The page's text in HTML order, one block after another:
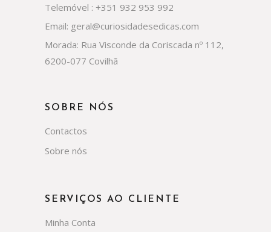
Telemóvel : +351 932 953 992
Email: geral@curiosidadesedicas.com
Morada: Rua Visconde da Coriscada nº 112,
6200-077 Covilhã
SOBRE NÓS
Contactos
Sobre nós
SERVIÇOS AO CLIENTE
Minha Conta